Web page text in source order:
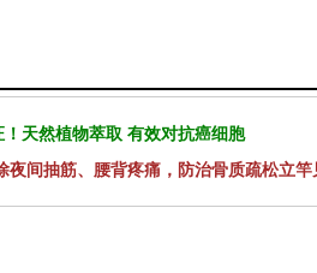
天然植物萃取 有效对抗癌细胞
夜间抽筋、腰背疼痛，防治骨质疏松立竿